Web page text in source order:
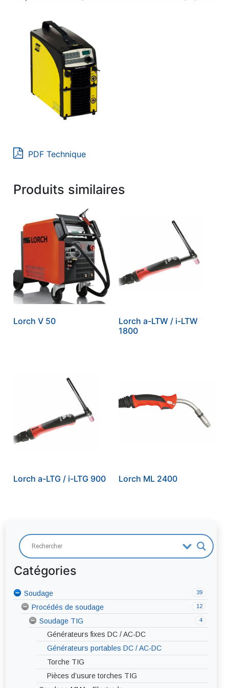
Catégories
39
Soudage
12
Procédés de soudage
Coupage plasma
4
Soudage MIG-MAG
Générateurs fixes
Générateurs portables
Torches MIG-MAG
Pièces d’usure torches MIG-MAG
4
Soudage TIG
Générateurs fixes DC / AC-DC
Générateurs portables DC / AC-DC
Torche TIG
Pièces d’usure torches TIG
PDF Technique
Produits similaires
Lorch V 50
Lorch a-LTW / i-LTW
1800
Lorch a-LTG / i-LTG 900 Lorch ML 2400